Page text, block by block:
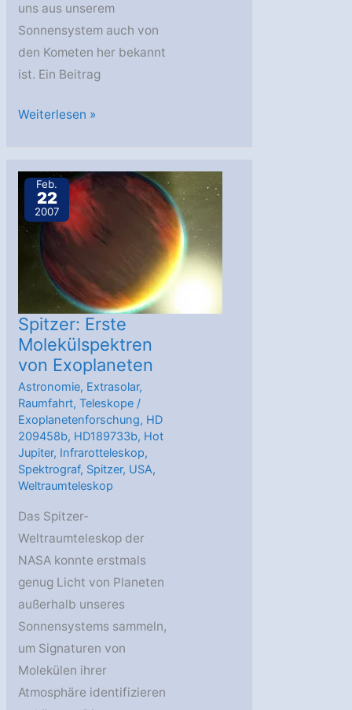
uns aus unserem
Sonnensystem auch von
den Kometen her bekannt
ist. Ein Beitrag
Ein
einem
Kometenschweif
Weiterlesen »
Feb.
22
2007
Spitzer: Erste
Molekülspektren
von Exoplaneten
Astronomie, Extrasolar,
Raumfahrt,Teleskope /
Exoplanetenforschung, HD
209458b, HD189733b, Hot
Jupiter, Infrarotteleskop,
Spektrograf, Spitzer, USA,
Weltraumteleskop
Das Spitzer-
Weltraumteleskop der
NASA konnte erstmals
genug Licht von Planeten
außerhalb unseres
Sonnensystems sammeln,
um Signaturen von
Molekülen ihrer
Atmosphäre identifizieren